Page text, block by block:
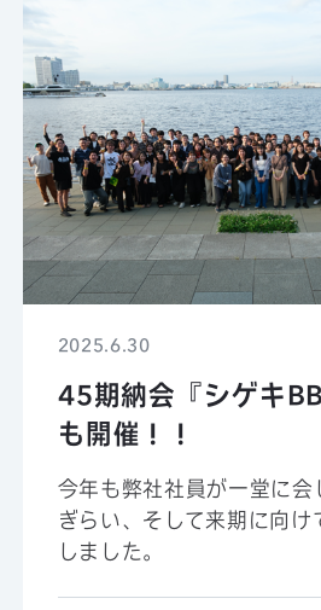
2025.6.30
45期納会『シゲキ
も開催！！
今年も弊社社員が一堂に
ぎらい、そして来期に向
しました。